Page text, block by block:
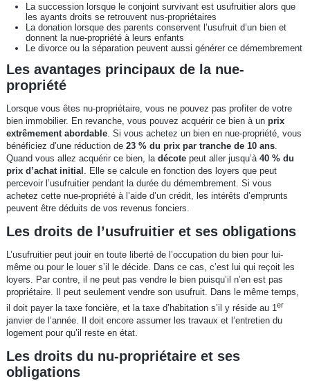
La succession lorsque le conjoint survivant est usufruitier alors que
les ayants droits se retrouvent nus-propriétaires
La donation lorsque des parents conservent l’usufruit d’un bien et
donnent la nue-propriété à leurs enfants
Le divorce ou la séparation peuvent aussi générer ce démembrement
Les avantages principaux de la nue-
propriété
Lorsque vous êtes nu-propriétaire, vous ne pouvez pas profiter de votre
bien immobilier. En revanche, vous pouvez acquérir ce bien à un prix
extrêmement abordable. Si vous achetez un bien en nue-propriété, vous
bénéficiez d’une réduction de 23 % du prix par tranche de 10 ans.
Quand vous allez acquérir ce bien, la décote peut aller jusqu’à 40 % du
prix d’achat initial
. Elle se calcule en fonction des loyers que peut
percevoir l’usufruitier pendant la durée du démembrement. Si vous
achetez cette nue-propriété à l’aide d’un crédit, les intérêts d’emprunts
peuvent être déduits de vos revenus fonciers.
Les droits de l’usufruitier et ses obligations
L’usufruitier peut jouir en toute liberté de l’occupation du bien pour lui-
même ou pour le louer s’il le décide. Dans ce cas, c’est lui qui reçoit les
loyers. Par contre, il ne peut pas vendre le bien puisqu’il n’en est pas
propriétaire. Il peut seulement vendre son usufruit. Dans le même temps,
il doit payer la taxe foncière, et la taxe d’habitation s’il y réside au 1er
janvier de l’année. Il doit encore assumer les travaux et l’entretien du
logement pour qu’il reste en état.
Les droits du nu-propriétaire et ses
obligations